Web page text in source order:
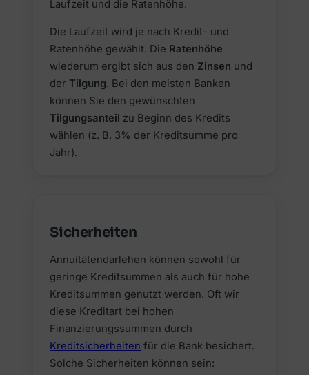
Laufzeit und die Ratenhöhe.
Die Laufzeit wird je nach Kredit- und
Ratenhöhe gewählt. Die Ratenhöhe
wiederum ergibt sich aus den Zinsen und
der Tilgung. Bei den meisten Banken
können Sie den gewünschten
Tilgungsanteil zu Beginn des Kredits
wählen (z. B. 3% der Kreditsumme pro
Jahr).
Sicherheiten
Annuitätendarlehen können sowohl für
geringe Kreditsummen als auch für hohe
Kreditsummen genutzt werden. Oft wir
diese Kreditart bei hohen
Finanzierungssummen durch
Kreditsicherheiten für die Bank besichert.
Solche Sicherheiten können sein: